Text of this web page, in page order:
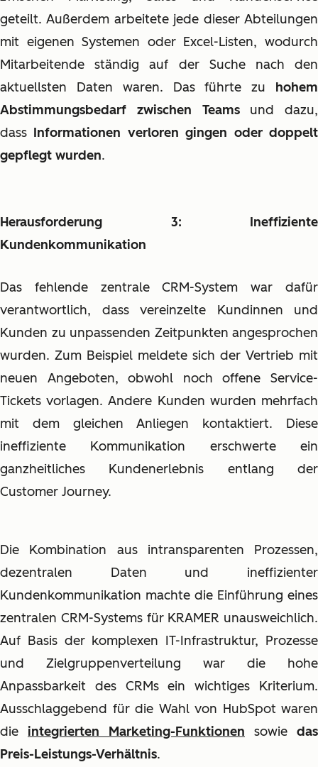
geteilt. Außerdem arbeitete jede dieser Abteilungen
mit eigenen Systemen oder Excel-Listen, wodurch
Mitarbeitende ständig auf der Suche nach den
aktuellsten Daten waren. Das führte zu hohem
Abstimmungsbedarf zwischen Teamsund dazu,
dass Informationen verloren gingen oder doppelt
gepflegt wurden.
Herausforderung 3: Ineffiziente
Kundenkommunikation
Das fehlende zentrale CRM-System war dafür
verantwortlich, dass vereinzelte Kundinnen und
Kunden zu unpassenden Zeitpunkten angesprochen
wurden. Zum Beispiel meldete sich der Vertrieb mit
neuen Angeboten, obwohl noch offene Service-
Tickets vorlagen. Andere Kunden wurden mehrfach
mit dem gleichen Anliegen kontaktiert. Diese
ineffiziente Kommunikation erschwerte ein
ganzheitliches Kundenerlebnis entlang der
Customer Journey.
Die Kombination aus intransparenten Prozessen,
dezentralen Daten und ineffizienter
Kundenkommunikation machte die Einführung eines
zentralen CRM-Systems für KRAMER unausweichlich.
Auf Basis der komplexen IT-Infrastruktur, Prozesse
und Zielgruppenverteilung war die hohe
Anpassbarkeit des CRMs ein wichtiges Kriterium.
Ausschlaggebend für die Wahl von HubSpot waren
die integrierten Marketing-Funktionen sowie das
Preis-Leistungs-Verhältnis.